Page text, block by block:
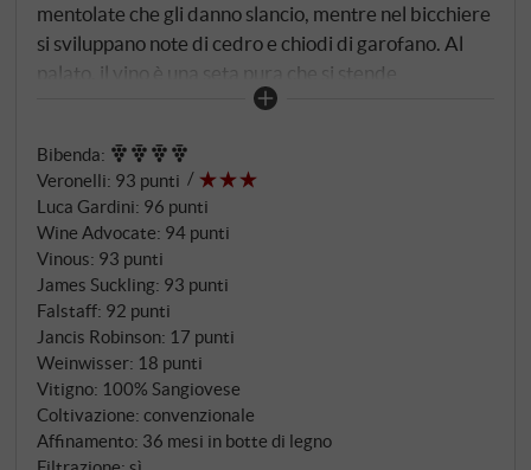
mentolate che gli danno slancio, mentre nel bicchiere
si sviluppano note di cedro e chiodi di garofano. Al
palato, il vino è una seta pura che si stende
lentamente sul palato, con una densità e un peso
brillanti. Questo vino ancora molto giovane è pieno di
potenziale, con un nucleo di frutta scura primaria che
offre già un buon assaggio del fascino degli anni
successivi. Una struttura tannica finemente
intrecciata sul lungo finale. Ottimo potenziale di
invecchiamento. SUPERIORE.DE
Bibenda:
Veronelli: 93 punti
Luca Gardini: 96 punti
Wine Advocate: 94 punti
Vinous: 93 punti
James Suckling: 93 punti
Falstaff: 92 punti
Jancis Robinson: 17 punti
Weinwisser: 18 punti
Vitigno: 100% Sangiovese
Coltivazione: convenzionale
Affinamento: 36 mesi in botte di legno